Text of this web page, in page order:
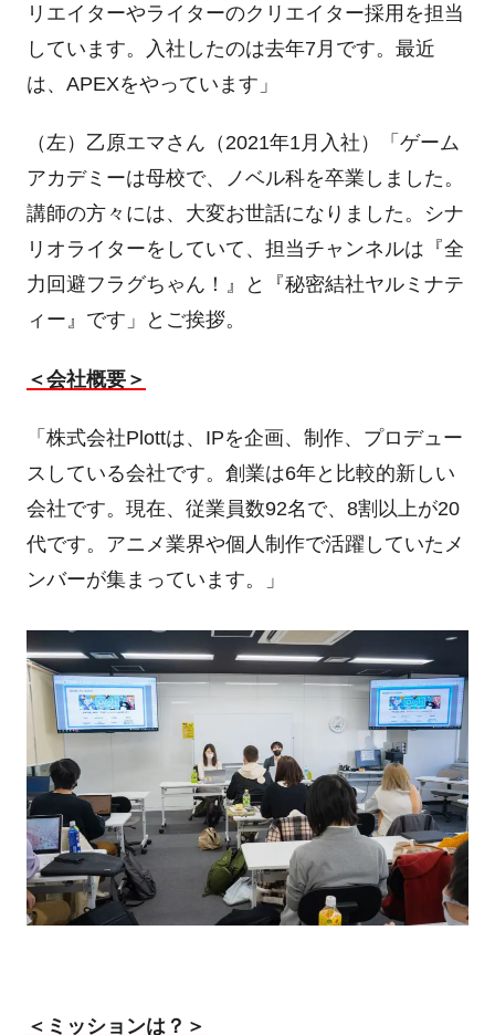
リエイターやライターのクリエイター採用を担当
しています。入社したのは去年7月です。最近
は、 APEXをやっています」
（左）乙原エマさん（ 2021年1月入社）「ゲーム
アカデミーは母校で、ノベル科を卒業しました。
講師の方々には、大変お世話になりました。シナ
リオライターをしていて、担当チャンネルは『全
力回避フラグちゃん！』と『秘密結社ヤルミナテ
ィー』です」とご挨拶。
＜会社概要＞
「株式会社Plottは、 IPを企画、制作、プロデュー
スしている会社です。創業は6年と比較的新しい
会社です。現在、従業員数92名で、 8割以上が20
代です。アニメ業界や個人制作で活躍していたメ
ンバーが集まっています。」
＜ミッションは？＞